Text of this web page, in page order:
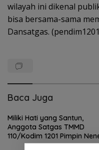
wilayah ini dikenal
bisa bersama-sama
Dansatgas.
Baca Juga
Miliki Hati yang Santun,
Anggota Satgas TMMD
110/Kodim 1201 Pimpin
Senah Pulang Kerumahnya